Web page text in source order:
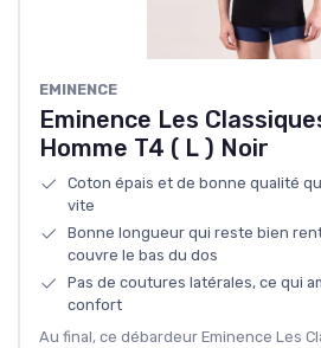
EMINENCE
Eminence Les
Homme T4 ( L ) Noir
Coton épais et de bonne qualité
vite
Bonne longueur qui reste bien
couvre le bas du dos
Pas de coutures latérales, ce qui
confort
Au final, ce débardeur Eminence Les